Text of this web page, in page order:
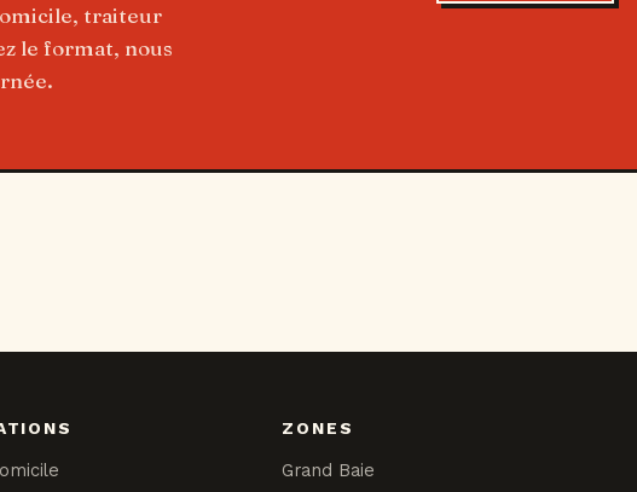
traiteur
le format, nous
ZONES
Grand Baie